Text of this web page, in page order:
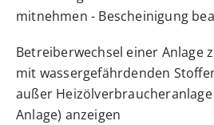
mitnehmen - Bescheinigung
Betreiberwechsel einer Anlage
mit wassergefährdenden
außer Heizölverbraucheranlage
Anlage) anzeigen